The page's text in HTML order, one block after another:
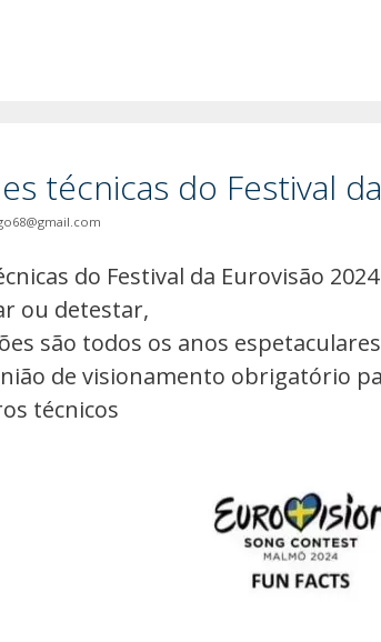
técnicas do Festival
do Festival da Eurovisão
ou detestar,
são todos os anos
de visionamento obrigatório
técnicos